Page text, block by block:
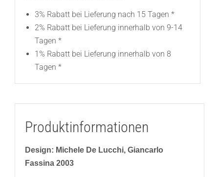
3% Rabatt bei Lieferung nach 15 Tagen *
2% Rabatt bei Lieferung innerhalb von 9-14
Tagen *
1% Rabatt bei Lieferung innerhalb von 8
Tagen *
Produktinformationen
Design: Michele De Lucchi, Giancarlo
Fassina 2003